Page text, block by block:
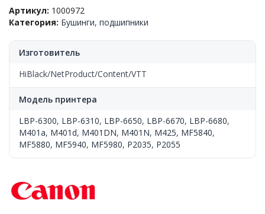
вала,
комплект/2
HP™
2035/2055/Pro
Canon™
6300,
Content
Артикул: 1000972
Категория: Бушинги, подшипники
Изготовитель
HiBlack/NetProduct/Content/VTT
Модель принтера
LBP-6300, LBP-6310, LBP-6650, LBP-6670, LBP-6680,
M401a, M401d, M401DN, M401N, M425, MF5840,
MF5880, MF5940, MF5980, P2035, P2055